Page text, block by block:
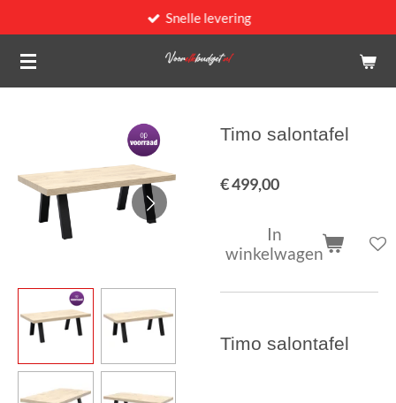
direct
naar
Snelle levering
Timo salontafel
€ 499,00
In
winkelwagen
Timo salontafel